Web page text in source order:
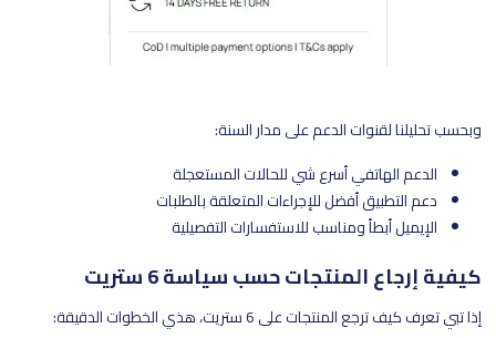
وبحسب تحليلنا لقنوات الدعم على مدار السنة:
الدعم الهاتفي أسرع شي للحالات المستعجلة
دعم التطبيق أفضل للإجراءات المتعلقة بالطلبات
الإيميل أبطأ ومناسب للاستفسارات التفصيلية
كيفية إرجاع المنتجات حسب سياسة 6 ستريت
إذا تبي تعرف كيف ترجع المنتجات على 6 ستريت، هذي الخطوات الدقيقة: